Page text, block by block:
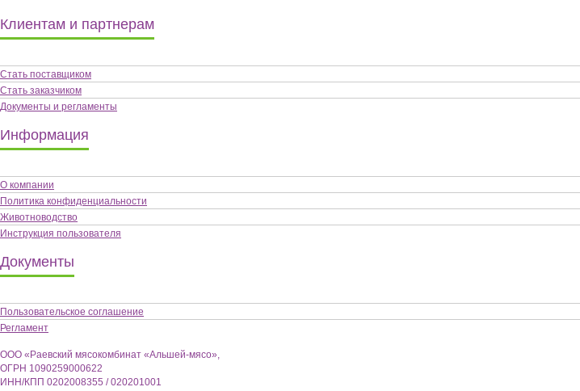
Клиентам и партнерам
Стать поставщиком
Стать заказчиком
Документы и регламенты
Информация
О компании
Политика конфиденциальности
Животноводство
Инструкция пользователя
Документы
Пользовательское соглашение
Регламент
ООО «Раевский мясокомбинат «Альшей-мясо»,
ОГРН 1090259000622
ИНН/КПП 0202008355 / 020201001